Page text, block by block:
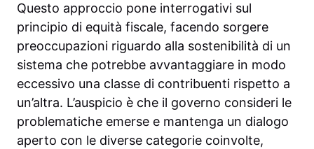
Questo approccio pone interrogativi sul
principio di equità fiscale, facendo sorgere
preoccupazioni riguardo alla sostenibilità di un
sistema che potrebbe avvantaggiare in modo
eccessivo una classe di contribuenti rispetto a
un’altra. L’auspicio è che il governo consideri le
problematiche emerse e mantenga un dialogo
aperto con le diverse categorie coinvolte,